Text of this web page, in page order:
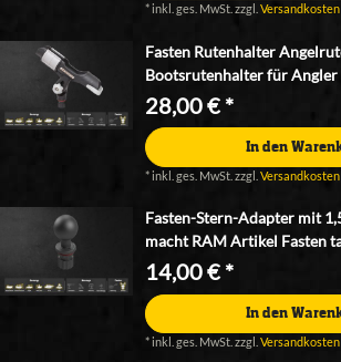
*inkl. ges. MwSt. zzgl.Versandkosten
Fasten Rutenhalter
Bootsrutenhalter für Angler
28,00 € *
In den
*inkl. ges. MwSt. zzgl.Versandkosten
Fasten-Stern-Adapter mit
macht RAM Artikel Fasten
14,00 € *
In den
*inkl. ges. MwSt. zzgl.Versandkosten